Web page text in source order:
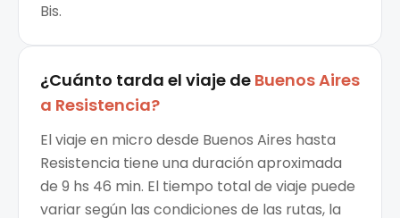
Bis.
¿Cuánto tarda el viaje de Buenos Aires
a Resistencia?
El viaje en micro desde Buenos Aires hasta
Resistencia tiene una duración aproximada
de 9 hs 46 min. El tiempo total de viaje puede
variar según las condiciones de las rutas, la